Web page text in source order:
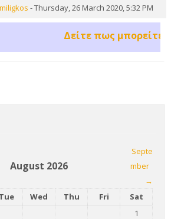
-Thursday, 26 March 2020, 5:32 PM
Δείτε πως μπορείτε
August 2026
Septe
mber
→
Tuesday
Tue Wednesday
Wed Thursday
Thu Friday
Fri Saturday
Sat
No
1